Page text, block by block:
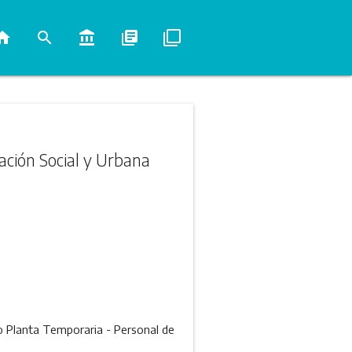
search account_balance library_books filter_none
Social y Urbana
Planta Temporaria - Personal de